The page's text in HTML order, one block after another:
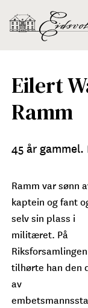
Eilert
Ramm
45 år
Ramm var sønn
kaptein og fant
selv sin plass i
militæret. På
Riksforsamlingen
tilhørte han den
av